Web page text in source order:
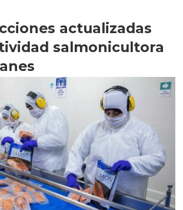
actualizadas
salmonicultora